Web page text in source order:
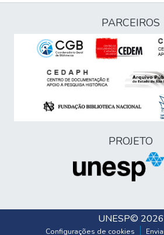
PARCEIROS
PROJETO
UNESP© 2026
Configurações de cookies